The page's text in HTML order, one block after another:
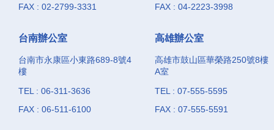
FAX : 02-2799-3331
FAX : 04-2223-3998
台南辦公室
台南市永康區小東路689-8號4
樓
TEL : 06-311-3636
FAX : 06-511-6100
高雄辦公室
高雄市鼓山區華榮路250號8樓
A室
TEL : 07-555-5595
FAX : 07-555-5591